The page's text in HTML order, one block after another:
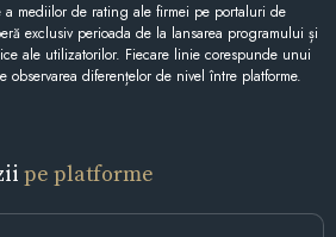
a mediilor de rating ale firmei pe portaluri de
exclusiv perioada de la lansarea programului și
ale utilizatorilor. Fiecare linie corespunde unui
observarea diferențelor de nivel între platforme.
pe platforme